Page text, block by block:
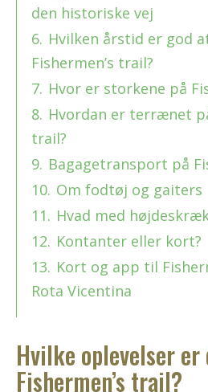
den historiske vej
6. Hvilken årstid er god
Fishermen’s trail?
7. Hvor er storkene på
8. Hvordan er terrænet
trail?
9. Bagagetransport på
10. Om fodtøj og gaiters
11. Hvad med
12. Kontanter eller kort?
13. Kort og app til
Rota Vicentina
Hvilke oplevelser er
Fishermen’s trail?